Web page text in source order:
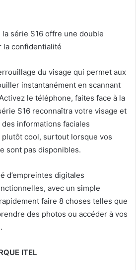
série S16 offre une double
la confidentialité
du visage qui permet aux
instantanément en scannant
le téléphone, faites face à la
S16 reconnaîtra votre visage et
informations faciales
plutôt cool, surtout lorsque vos
sont pas disponibles.
d’empreintes digitales
avec un simple
faire 8 choses telles que
des photos ou accéder à vos
ITEL